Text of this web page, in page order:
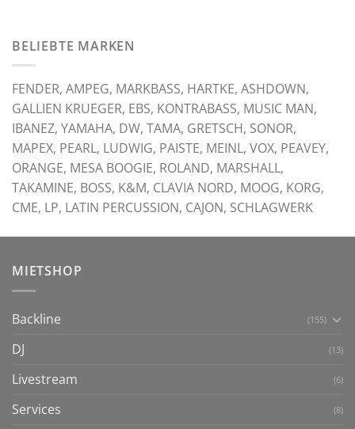
59,00 €
BELIEBTE MARKEN
FENDER, AMPEG, MARKBASS, HARTKE, ASHDOWN,
GALLIEN KRUEGER, EBS, KONTRABASS, MUSIC MAN,
IBANEZ, YAMAHA, DW, TAMA, GRETSCH, SONOR,
MAPEX, PEARL, LUDWIG, PAISTE, MEINL, VOX, PEAVEY,
ORANGE, MESA BOOGIE, ROLAND, MARSHALL,
TAKAMINE, BOSS, K&M, CLAVIA NORD, MOOG, KORG,
CME, LP, LATIN PERCUSSION, CAJON, SCHLAGWERK
MIETSHOP
Backline (155)
DJ (13)
Livestream (6)
Services (8)